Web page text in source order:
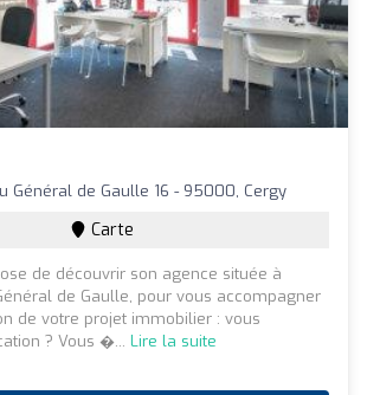
Général de Gaulle 16 - 95000, Cergy
Carte
de découvrir son agence située à
de Gaulle, pour vous accompagner
de votre projet immobilier : vous
? Vous �... Lire la suite